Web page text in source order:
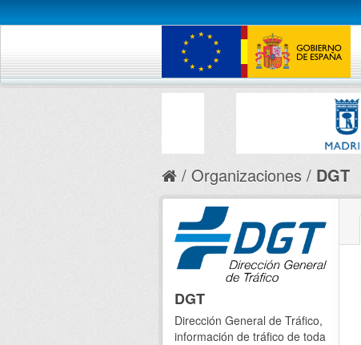
Organizaciones DGT
DGT
Dirección General de Tráfico,
información de tráfico de toda